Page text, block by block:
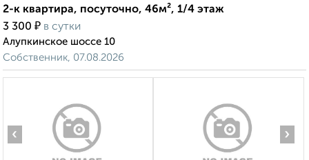
2-к квартира, посуточно, 46м², 1/4 этаж
3 300 ₽ в сутки
Алупкинское шоссе 10
Собственник, 07.08.2026
‹ ›